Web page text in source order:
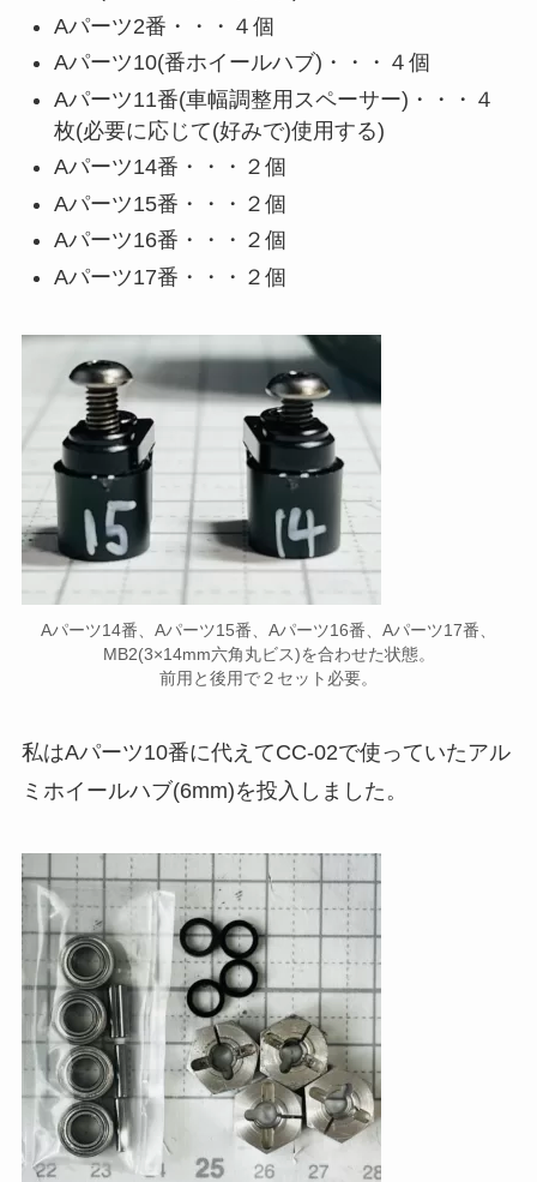
Aパーツ2番・・・４個
Aパーツ10(番ホイールハブ)・・・４個
Aパーツ11番(車幅調整用スペーサー)・・・４
枚(必要に応じて(好みで)使用する)
Aパーツ14番・・・２個
Aパーツ15番・・・２個
Aパーツ16番・・・２個
Aパーツ17番・・・２個
Aパーツ14番、Aパーツ15番、Aパーツ16番、Aパーツ17番、
MB2(3×14mm六角丸ビス)を合わせた状態。
前用と後用で２セット必要。
私はAパーツ10番に代えてCC-02で使っていたアル
ミホイールハブ(6mm)を投入しました。